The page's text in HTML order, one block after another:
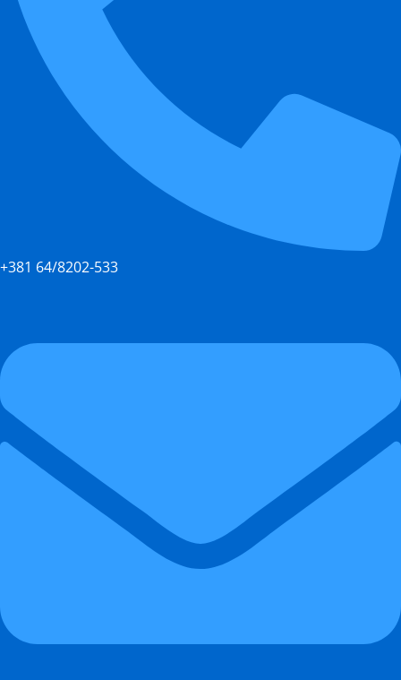
+381 64/8202-533